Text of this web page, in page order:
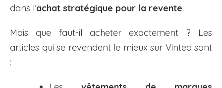
dans l’achat stratégique pour la revente.
Mais que faut-il acheter exactement ? Les
articles qui se revendent le mieux sur Vinted sont
: